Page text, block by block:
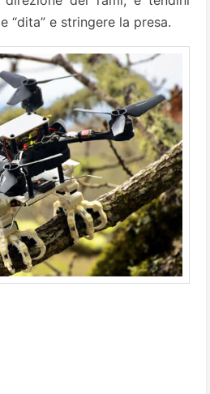
e stringere la presa.